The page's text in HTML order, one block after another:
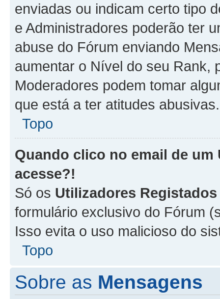
enviadas ou indicam certo tipo
e Administradores poderão ter
abuse do Fórum enviando
aumentar o Nível do seu Rank,
Moderadores podem tomar
que está a ter atitudes abusivas.
Topo
Quando clico no email de um
acesse?!
Só os Utilizadores Registados
formulário exclusivo do Fórum
Isso evita o uso malicioso do
Topo
Sobre as Mensagens